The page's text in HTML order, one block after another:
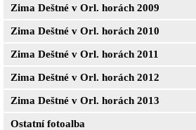
Zima Deštné v Orl. horách 2009
Zima Deštné v Orl. horách 2010
Zima Deštné v Orl. horách 2011
Zima Deštné v Orl. horách 2012
Zima Deštné v Orl. horách 2013
Ostatní fotoalba